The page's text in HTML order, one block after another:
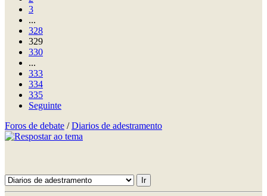
3
...
328
329
330
...
333
334
335
Seguinte
Foros de debate /Diarios de adestramento